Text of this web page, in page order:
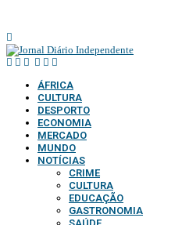
ÁFRICA
CULTURA
DESPORTO
ECONOMIA
MERCADO
MUNDO
NOTÍCIAS
CRIME
CULTURA
EDUCAÇÃO
GASTRONOMIA